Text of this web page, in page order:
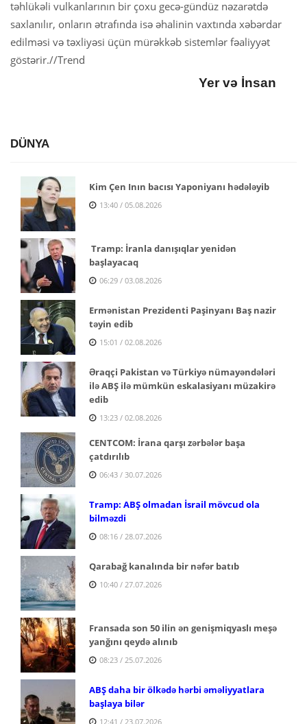
təhlükəli vulkanlarının bir çoxu gecə-gündüz nəzarətdə
saxlanılır, onların ətrafında isə əhalinin vaxtında xəbərdar
edilməsi və təxliyəsi üçün mürəkkəb sistemlər fəaliyyət
göstərir.//Trend
Yer və İnsan
DÜNYA
Kim Çen Inın bacısı Yaponiyanı hədələyib
13:40 / 05.08.2026
Tramp: İranla danışıqlar yenidən
başlayacaq
06:29 / 03.08.2026
Ermənistan Prezidenti Paşinyanı Baş nazir
təyin edib
15:01 / 02.08.2026
Əraqçi Pakistan və Türkiyə nümayəndələri
ilə ABŞ ilə mümkün eskalasiyanı müzakirə
edib
13:23 / 02.08.2026
CENTCOM: İrana qarşı zərbələr başa
çatdırılıb
06:43 / 30.07.2026
Tramp: ABŞ olmadan İsrail mövcud ola
bilməzdi
08:16 / 28.07.2026
Qarabağ kanalında bir nəfər batıb
10:40 / 27.07.2026
Fransada son 50 ilin ən genişmiqyaslı meşə
yanğını qeydə alınıb
08:23 / 25.07.2026
ABŞ daha bir ölkədə hərbi əməliyyatlara
başlaya bilər
12:41 / 23.07.2026